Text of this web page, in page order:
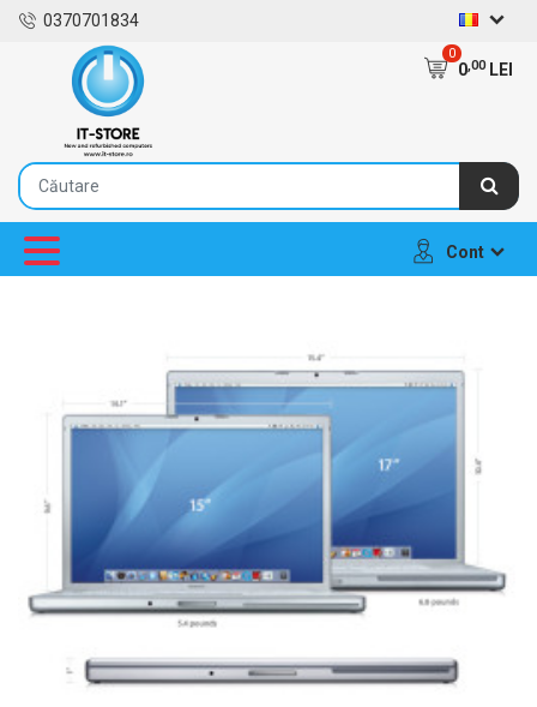
0370701834
0
0,00LEI
Cont